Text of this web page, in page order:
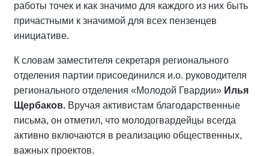
работы точек и как значимо для каждого из них быть
причастными к значимой для всех пензенцев
инициативе.
К словам заместителя секретаря регионального
отделения партии присоединился и.о. руководителя
регионального отделения «Молодой Гвардии» Илья
Щербаков. Вручая активистам благодарственные
письма, он отметил, что молодогвардейцы всегда
активно включаются в реализацию общественных,
важных проектов.